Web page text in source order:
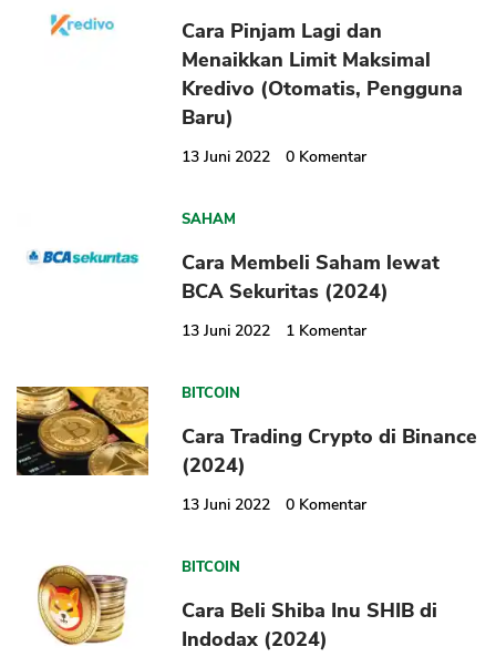
Cara Pinjam Lagi dan
Menaikkan Limit Maksimal
Kredivo (Otomatis, Pengguna
Baru)
13 Juni 2022 0 Komentar
SAHAM
Cara Membeli Saham lewat
BCA Sekuritas (2024)
13 Juni 2022 1 Komentar
BITCOIN
Cara Trading Crypto di Binance
(2024)
13 Juni 2022 0 Komentar
BITCOIN
Cara Beli Shiba Inu SHIB di
Indodax (2024)